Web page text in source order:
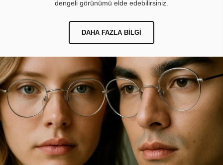
dengeli görünümü elde edebilirsiniz.
DAHA FAZLA BILGI